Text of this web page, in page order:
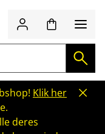
Klik her
deres